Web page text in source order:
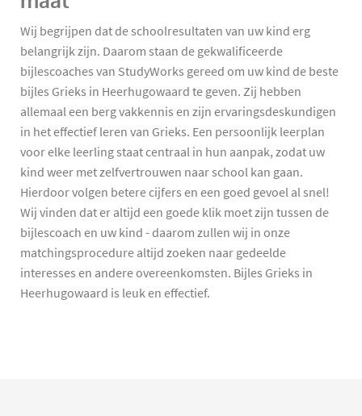
Wij begrijpen dat de schoolresultaten van uw kind erg
belangrijk zijn. Daarom staan de gekwalificeerde
bijlescoaches van StudyWorks gereed om uw kind de beste
bijles Grieks in Heerhugowaard te geven. Zij hebben
allemaal een berg vakkennis en zijn ervaringsdeskundigen
in het effectief leren van Grieks. Een persoonlijk leerplan
voor elke leerling staat centraal in hun aanpak, zodat uw
kind weer met zelfvertrouwen naar school kan gaan.
Hierdoor volgen betere cijfers en een goed gevoel al snel!
Wij vinden dat er altijd een goede klik moet zijn tussen de
bijlescoach en uw kind - daarom zullen wij in onze
matchingsprocedure altijd zoeken naar gedeelde
interesses en andere overeenkomsten. Bijles Grieks in
Heerhugowaard is leuk en effectief.